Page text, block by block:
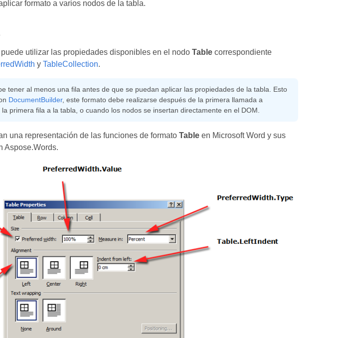
formato a varios nodos de la tabla.
utilizar las propiedades disponibles en el nodo Tablecorrespondiente
y TableCollection.
tener al menos una fila antes de que se puedan aplicar las propiedades de la tabla. Esto
DocumentBuilder, este formato debe realizarse después de la primera llamada a
primera fila a la tabla, o cuando los nodos se insertan directamente en el DOM.
una representación de las funciones de formato Tableen Microsoft Word y sus
Aspose.Words.